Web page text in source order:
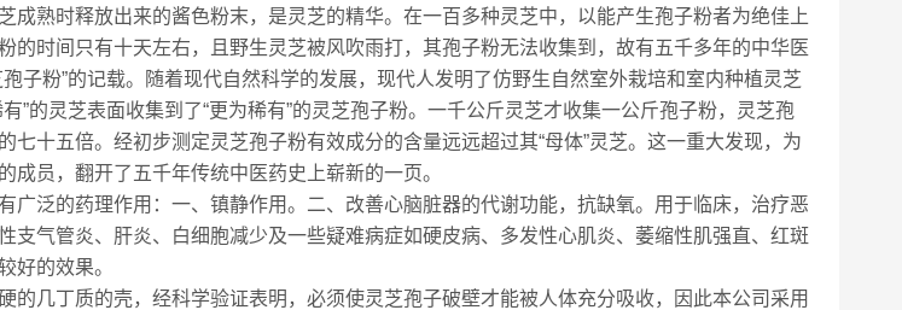
成熟时释放出来的酱色粉末，是灵芝的精华。在一百多种灵芝中，以能产生孢子粉者为绝佳上
的时间只有十天左右，且野生灵芝被风吹雨打，其孢子粉无法收集到，故有五千多年的中华医
子粉”的记载。随着现代自然科学的发展，现代人发明了仿野生自然室外栽培和室内种植灵芝
”的灵芝表面收集到了“更为稀有”的灵芝孢子粉。一千公斤灵芝才收集一公斤孢子粉，灵芝孢
七十五倍。经初步测定灵芝孢子粉有效成分的含量远远超过其“母体”灵芝。这一重大发现，为
成员，翻开了五千年传统中医药史上崭新的一页。
广泛的药理作用：一、镇静作用。二、改善心脑脏器的代谢功能，抗缺氧。用于临床，治疗恶
支气管炎、肝炎、白细胞减少及一些疑难病症如硬皮病、多发性心肌炎、萎缩性肌强直、红斑
好的效果。
的几丁质的壳，经科学验证表明，必须使灵芝孢子破壁才能被人体充分吸收，因此本公司采用